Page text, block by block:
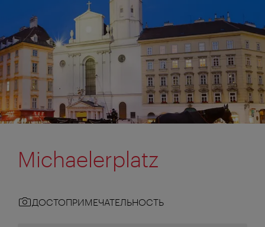
Michaelerplatz
ДОСТОПРИМЕЧАТЕЛЬНОСТЬ